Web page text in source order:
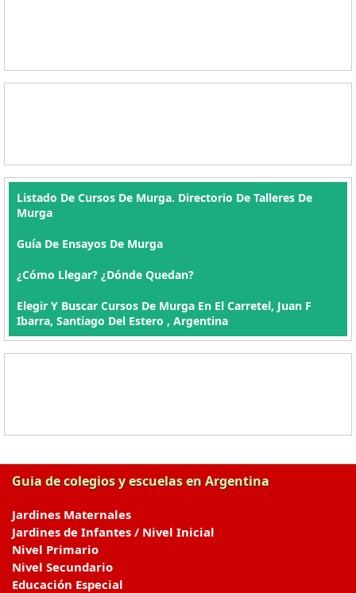
Listado De Cursos De Murga. Directorio De Talleres De
Murga
Guía De Ensayos De Murga
¿Cómo Llegar? ¿Dónde Quedan?
Elegir Y Buscar Cursos De Murga En El Carretel, Juan F
Ibarra, Santiago Del Estero , Argentina
Guia de colegios y escuelas en Argentina
Jardines Maternales
Jardines de Infantes / Nivel Inicial
Nivel Primario
Nivel Secundario
Educación Especial